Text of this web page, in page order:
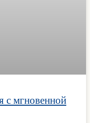
с мгновенной